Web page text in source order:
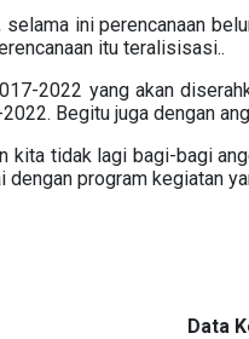
selama ini perencanaan
itu teralisisasi..
2022 yang akan
Begitu juga dengan
kita tidak lagi bagi-bagi
dengan program kegiatan